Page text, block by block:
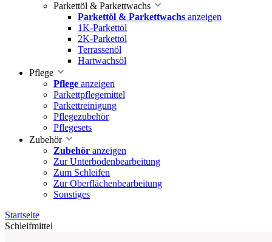
Parkettöl & Parkettwachs
Parkettöl & Parkettwachs anzeigen
1K-Parkettöl
2K-Parkettöl
Terrassenöl
Hartwachsöl
Pflege
Pflege anzeigen
Parkettpflegemittel
Parkettreinigung
Pflegezubehör
Pflegesets
Zubehör
Zubehör anzeigen
Zur Unterbodenbearbeitung
Zum Schleifen
Zur Oberflächenbearbeitung
Sonstiges
Startseite
Schleifmittel